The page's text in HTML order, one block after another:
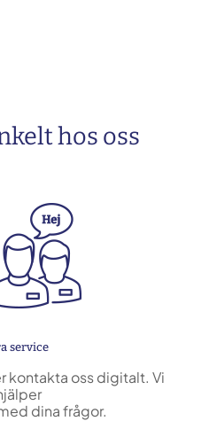
hos oss
service
kontakta oss digitalt. Vi
dina frågor.